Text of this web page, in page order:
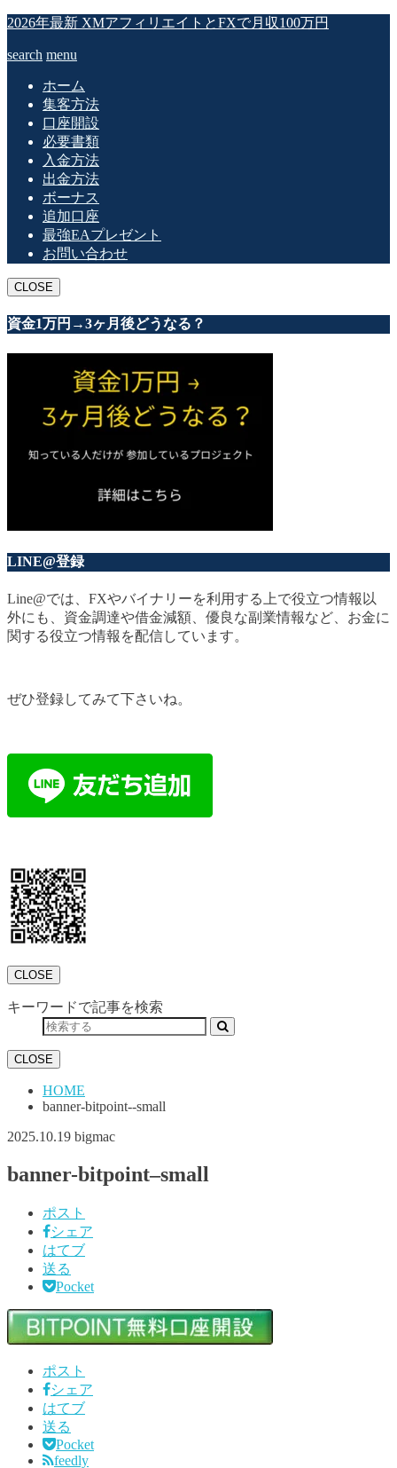
2026年最新 XMアフィリエイトとFXで月収100万円
search menu
ホーム
集客方法
口座開設
必要書類
入金方法
出金方法
ボーナス
追加口座
最強EAプレゼント
お問い合わせ
CLOSE
資金1万円→3ヶ月後どうなる？
LINE@登録
Line@では、FXやバイナリーを利用する上で役立つ情報以
外にも、資金調達や借金減額、優良な副業情報など、お金に
関する役立つ情報を配信しています。
ぜひ登録してみて下さいね。
CLOSE
キーワードで記事を検索
CLOSE
HOME
banner-bitpoint--small
2025.10.19 bigmac
banner-bitpoint–small
ポスト
シェア
はてブ
送る
Pocket
ポスト
シェア
はてブ
送る
Pocket
feedly